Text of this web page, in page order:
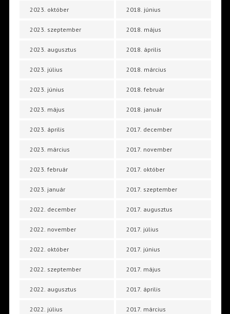
2023. október
2023. szeptember
2023. augusztus
2023. július
2023. június
2023. május
2023. április
2023. március
2023. február
2023. január
2022. december
2022. november
2022. október
2022. szeptember
2022. augusztus
2022. július
2018. június
2018. május
2018. április
2018. március
2018. február
2018. január
2017. december
2017. november
2017. október
2017. szeptember
2017. augusztus
2017. július
2017. június
2017. május
2017. április
2017. március